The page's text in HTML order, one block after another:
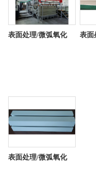
表面处理/微弧氧化 表面
表面处理/微弧氧化